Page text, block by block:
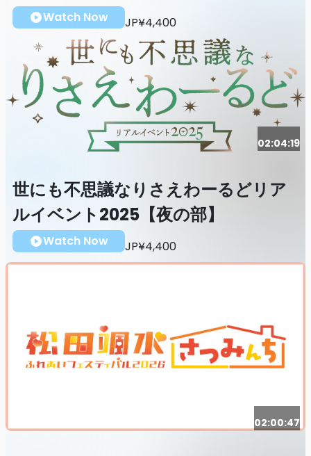
Watch Now JP¥4,400
02:04:19
世にも不思議なりさえわーるどリア
ルイベント2025【夜の部】
Watch Now JP¥4,400
02:00:47